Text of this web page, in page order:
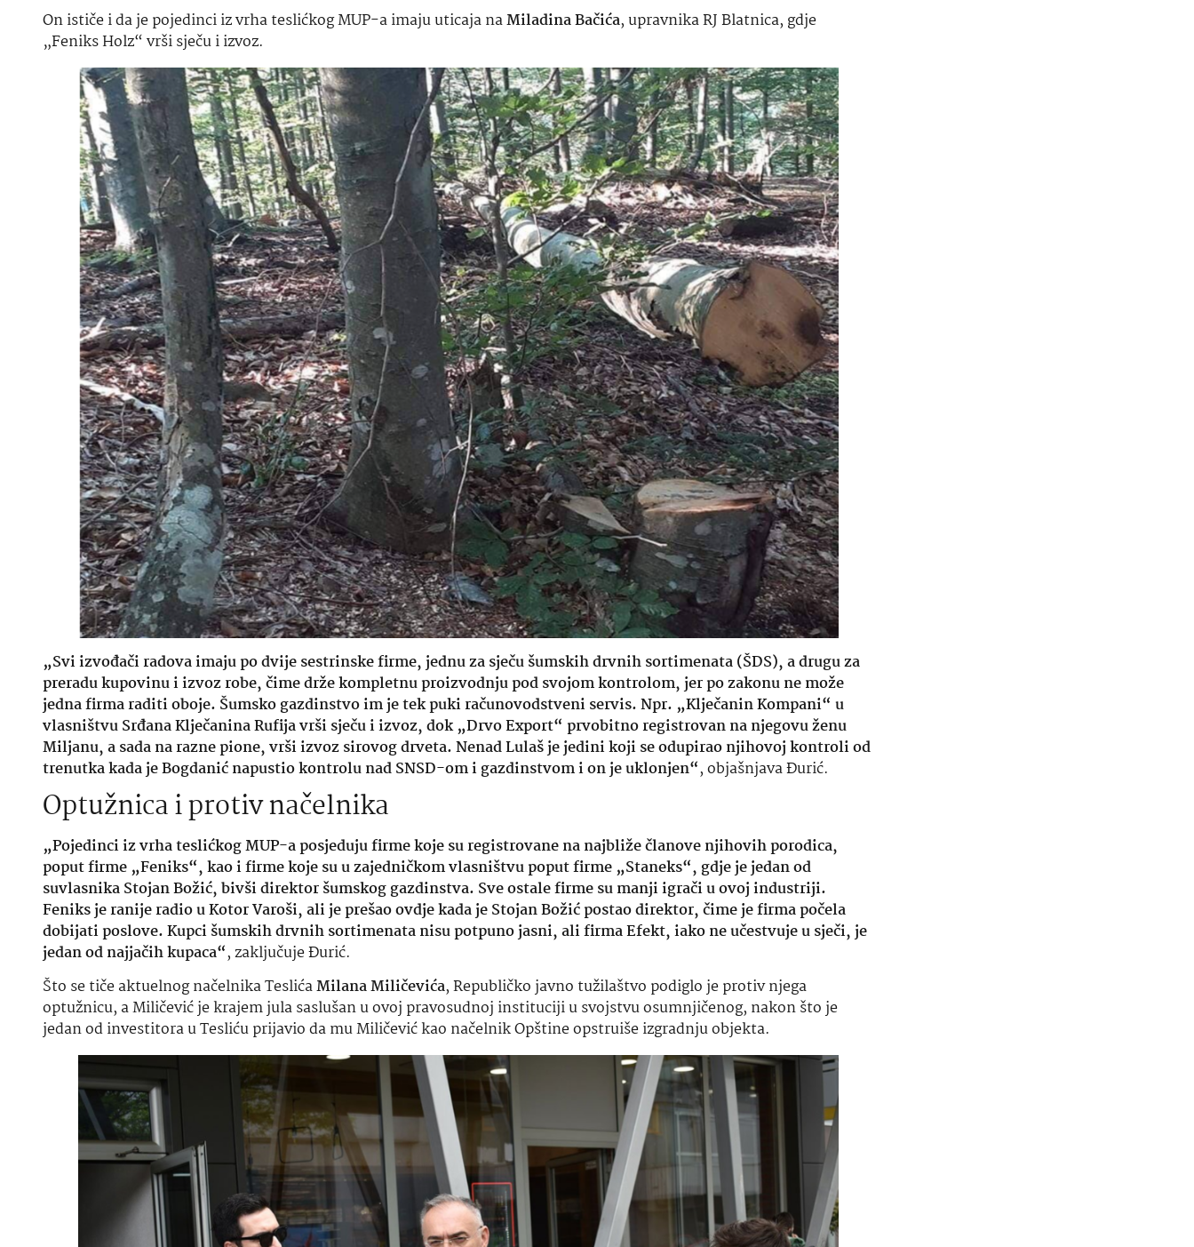
On ističe i da je pojedinci iz vrha teslićkog MUP-a imaju uticaja naMiladina Bačića, upravnika RJ Blatnica, gdje
„Feniks Holz“ vrši sječu i izvoz.
„Svi izvođači radova imaju po dvije sestrinske firme, jednu za sječu šumskih drvnih sortimenata (ŠDS), a drugu za
preradu kupovinu i izvoz robe, čime drže kompletnu proizvodnju pod svojom kontrolom, jer po zakonu ne može
jedna firma raditi oboje. Šumsko gazdinstvo im je tek puki računovodstveni servis. Npr. „Klječanin Kompani“ u
vlasništvu Srđana Klječanina Rufija vrši sječu i izvoz, dok „Drvo Export“ prvobitno registrovan na njegovu ženu
Miljanu, a sada na razne pione, vrši izvoz sirovog drveta. Nenad Lulaš je jedini koji se odupirao njihovoj kontroli od
trenutka kada je Bogdanić napustio kontrolu nad SNSD-om i gazdinstvom i on je uklonjen“, objašnjava Đurić.
Optužnica i protiv načelnika
„Pojedinci iz vrha teslićkog MUP-a posjeduju firme koje su registrovane na najbliže članove njihovih porodica,
poput firme „Feniks“, kao i firme koje su u zajedničkom vlasništvu poput firme „Staneks“, gdje je jedan od
suvlasnika Stojan Božić, bivši direktor šumskog gazdinstva. Sve ostale firme su manji igrači u ovoj industriji.
Feniks je ranije radio u Kotor Varoši, ali je prešao ovdje kada je Stojan Božić postao direktor, čime je firma počela
dobijati poslove. Kupci šumskih drvnih sortimenata nisu potpuno jasni, ali firma Efekt, iako ne učestvuje u sječi, je
jedan od najjačih kupaca“, zaključuje Đurić.
Što se tiče aktuelnog načelnika TeslićaMilana Miličevića, Republičko javno tužilaštvo podiglo je protiv njega
optužnicu, a Miličević je krajem jula saslušan u ovoj pravosudnoj instituciji u svojstvu osumnjičenog, nakon što je
jedan od investitora u Tesliću prijavio da mu Miličević kao načelnik Opštine opstruiše izgradnju objekta.